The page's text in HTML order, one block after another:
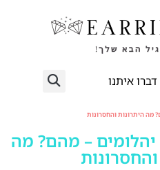
דברו איתנו
מה היתרונות והחסרונות
– מהם? מה